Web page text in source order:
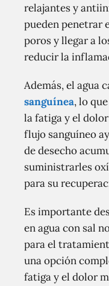
relajantes y
pueden penetrar
poros y llegar a
reducir la
Además, el agua
sanguínea, lo
la fatiga y el
flujo sanguíneo
de desecho
suministrarles
para su
Es importante
en agua con sal
para el
una opción
fatiga y el dolor